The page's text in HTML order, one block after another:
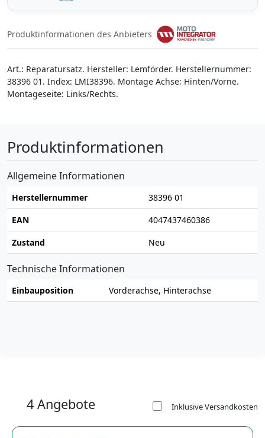
Produktinformationen des Anbieters
Art.: Reparatursatz. Hersteller: Lemförder. Herstellernummer:
38396 01. Index: LMI38396. Montage Achse: Hinten/Vorne.
Montageseite: Links/Rechts.
Produktinformationen
Allgemeine Informationen
Herstellernummer
38396 01
EAN
4047437460386
Zustand
Neu
Technische Informationen
Einbauposition Vorderachse, Hinterachse
4 Angebote Inklusive Versandkosten